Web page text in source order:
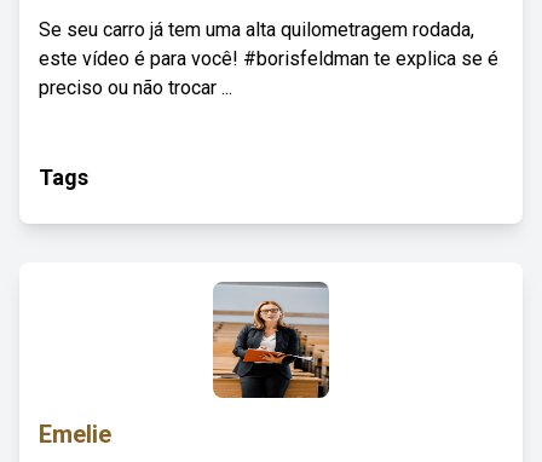
Se seu carro já tem uma alta quilometragem rodada,
este vídeo é para você! #borisfeldman te explica se é
preciso ou não trocar ...
Tags
Emelie